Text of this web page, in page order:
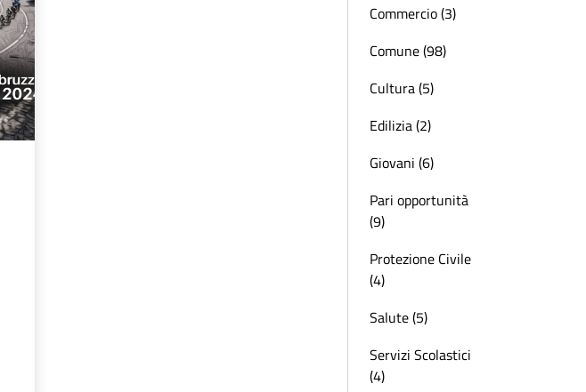
Commercio (3)
Comune (98)
Cultura (5)
Edilizia (2)
Giovani (6)
Pari opportunità
(9)
Protezione Civile
(4)
Salute (5)
Servizi Scolastici
(4)